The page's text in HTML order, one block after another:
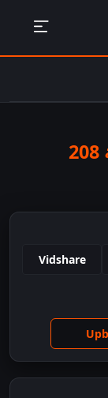
Vidshare